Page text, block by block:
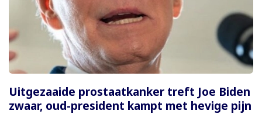
Uitgezaaide prostaatkanker treft Joe Biden
zwaar, oud-president kampt met hevige pijn